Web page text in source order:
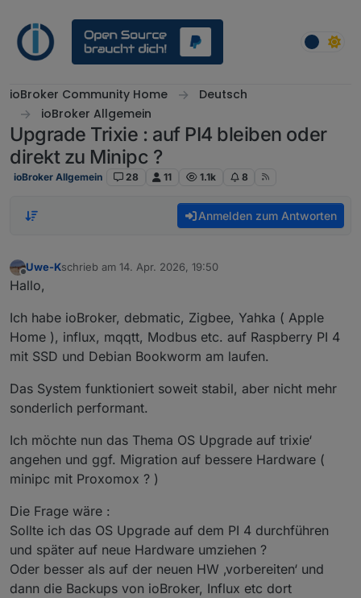
ioBroker Community Home
Deutsch
ioBroker Allgemein
Upgrade Trixie : auf PI4 bleiben oder
direkt zu Minipc ?
ioBroker Allgemein 28 11 1.1k 8
Anmelden zum Antworten
Offline
Uwe-Kschrieb am 14. Apr. 2026, 19:50
zuletzt editiert von
Hallo,
Ich habe ioBroker, debmatic, Zigbee, Yahka ( Apple
Home ), influx, mqqtt, Modbus etc. auf Raspberry PI 4
mit SSD und Debian Bookworm am laufen.
Das System funktioniert soweit stabil, aber nicht mehr
sonderlich performant.
Ich möchte nun das Thema OS Upgrade auf trixie‘
angehen und ggf. Migration auf bessere Hardware (
minipc mit Proxomox ? )
Die Frage wäre :
Sollte ich das OS Upgrade auf dem PI 4 durchführen
und später auf neue Hardware umziehen ?
Oder besser als auf der neuen HW ‚vorbereiten‘ und
dann die Backups von ioBroker, Influx etc dort